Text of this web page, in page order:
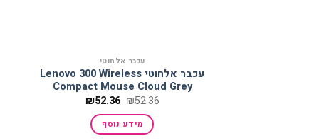
עכבר אלחוטי
עכבר אלחוטי Lenovo 300 Wireless
Compact Mouse Cloud Grey
₪52.36 המחיר
היה:
₪52.36.
₪52.36
מידע נוסף